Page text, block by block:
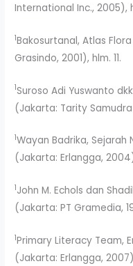
International Inc., 2005),
1Bakosurtanal, Atlas
Grasindo, 2001), hlm. 11.
1Suroso Adi Yuswanto
(Jakarta: Tarity Samudra
1Wayan Badrika, Sejarah
(Jakarta: Erlangga,
1John M. Echols dan
(Jakarta: PT Gramedia,
1Primary Literacy Team,
(Jakarta: Erlangga,